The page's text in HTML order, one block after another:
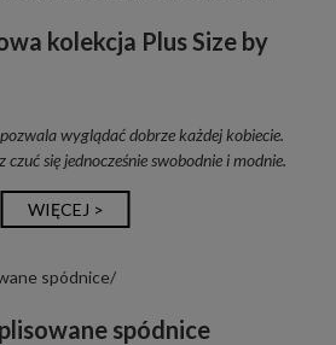
kolekcja Plus Size by
wyglądać dobrze każdej kobiecie.
się jednocześnie swobodnie i modnie.
WIĘCEJ >
spódnice